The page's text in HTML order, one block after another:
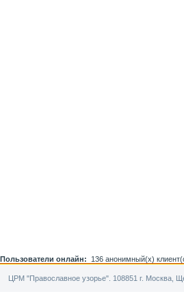
Пользователи онлайн: 136 анонимный(х)
ЦРМ "Православное узорье". 108851 г. Москва,